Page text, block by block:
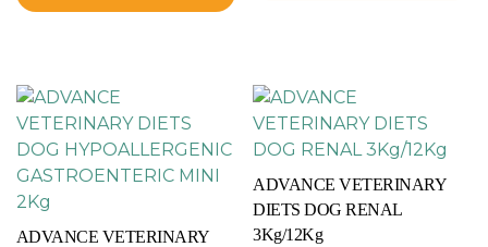
ADVANCE VETERINARY
ADVANCE VETERINARY
DIETS DOG RENAL
3Kg/12Kg